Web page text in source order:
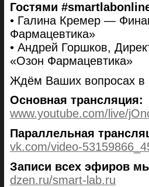
Гостями
• Галина Кремер —
Фармацевтика»
• Андрей Горшков,
«Озон Фармацевтика»
Ждём Ваших вопросах в
Основная трансляция:
www.youtube.com/live/
Параллельная
vk.com/video-
Записи всех эфиров
dzen.ru/smart-lab.ru